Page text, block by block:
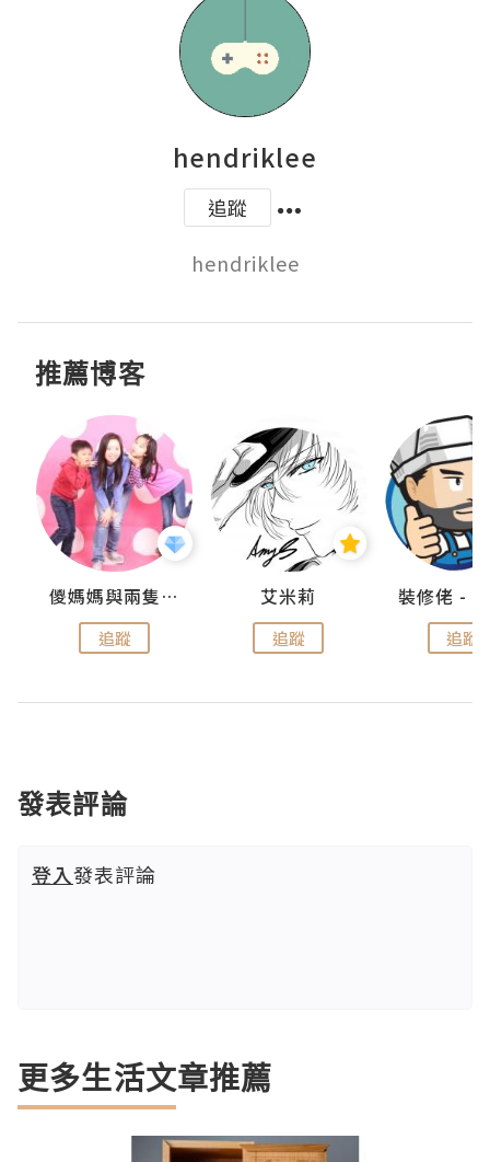
hendriklee
追蹤
hendriklee
推薦博客
儍媽媽與兩隻小魔怪之家
追蹤
艾米莉
追蹤 追蹤
發表評論
登入發表評論
更多生活文章推薦